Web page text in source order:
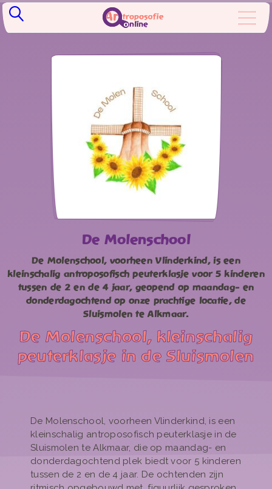
De Molenschool
De Molenschool, voorheen Vlinderkind, is een
kleinschalig antroposofisch peuterklasje voor 5 kinderen
tussen de 2 en de 4 jaar, geopend op maandag- en
donderdagochtend op onze prachtige locatie, de
Sluismolen te Alkmaar.
De Molenschool, kleinschalig
peuterklasje in de Sluismolen
De Molenschool, voorheen Vlinderkind, is een
kleinschalig antroposofisch peuterklasje in de
Sluismolen te Alkmaar, die op maandag- en
donderdagochtend plek biedt voor 5 kinderen
tussen de 2 en de 4 jaar. De ochtenden zijn